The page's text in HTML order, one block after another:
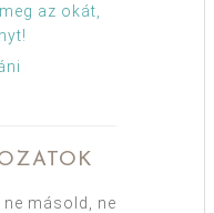
az okát,
másold, ne